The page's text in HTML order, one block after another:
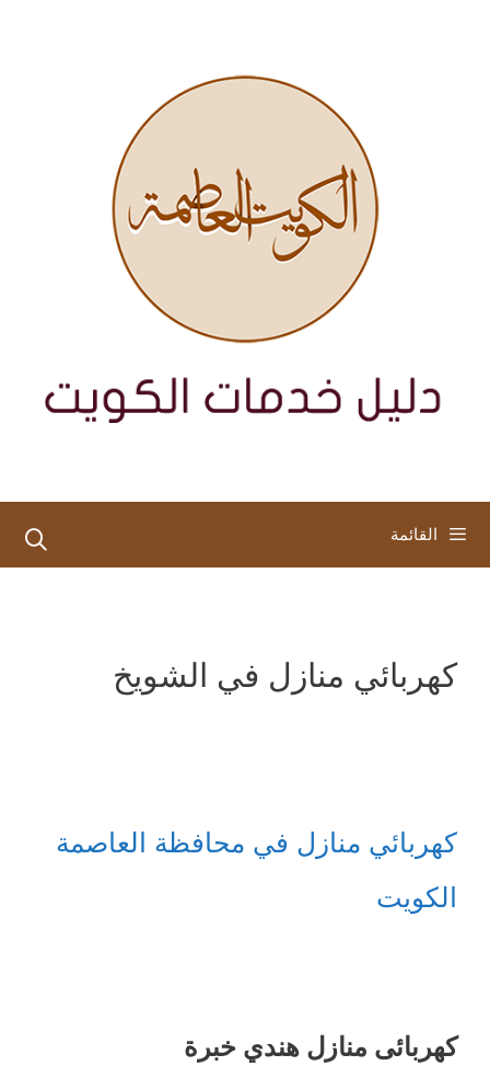
القائمة
كهربائي منازل في الشويخ
كهربائي منازل في محافظة العاصمة
الكويت
كهربائى منازل هندي خبرة